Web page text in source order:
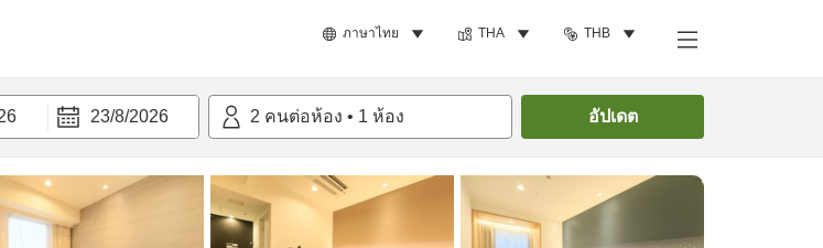
ภาษาไทย THA THB
23/8/2026 2 คนต่อห้อง • 1 ห้อง อัปเดต
ค้นหาห้องพัก